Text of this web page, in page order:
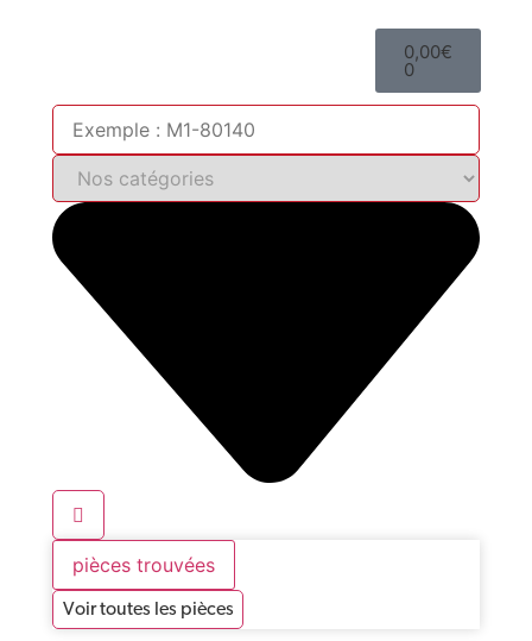
0,00€
0
pièces trouvées
Voir toutes les pièces